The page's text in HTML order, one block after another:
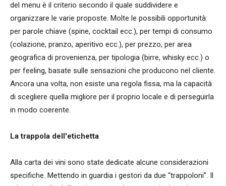
del menu è il criterio secondo il quale suddividere e
organizzare le varie proposte. Molte le possibili opportunità:
per parole chiave (spine, cocktail ecc.), per tempi di consumo
(colazione, pranzo, aperitivo ecc.), per prezzo, per area
geografica di provenienza, per tipologia (birre, whisky ecc.) o
per feeling, basate sulle sensazioni che producono nel cliente.
Ancora una volta, non esiste una regola fissa, ma la capacità
di scegliere quella migliore per il proprio locale e di perseguirla
in modo coerente.
La trappola dell'etichetta
Alla carta dei vini sono state dedicate alcune considerazioni
specifiche. Mettendo in guardia i gestori da due “trappoloni”. Il